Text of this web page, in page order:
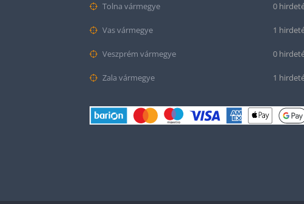
Tolna vármegye 0
Vas vármegye 1
Veszprém vármegye 0
Zala vármegye 1